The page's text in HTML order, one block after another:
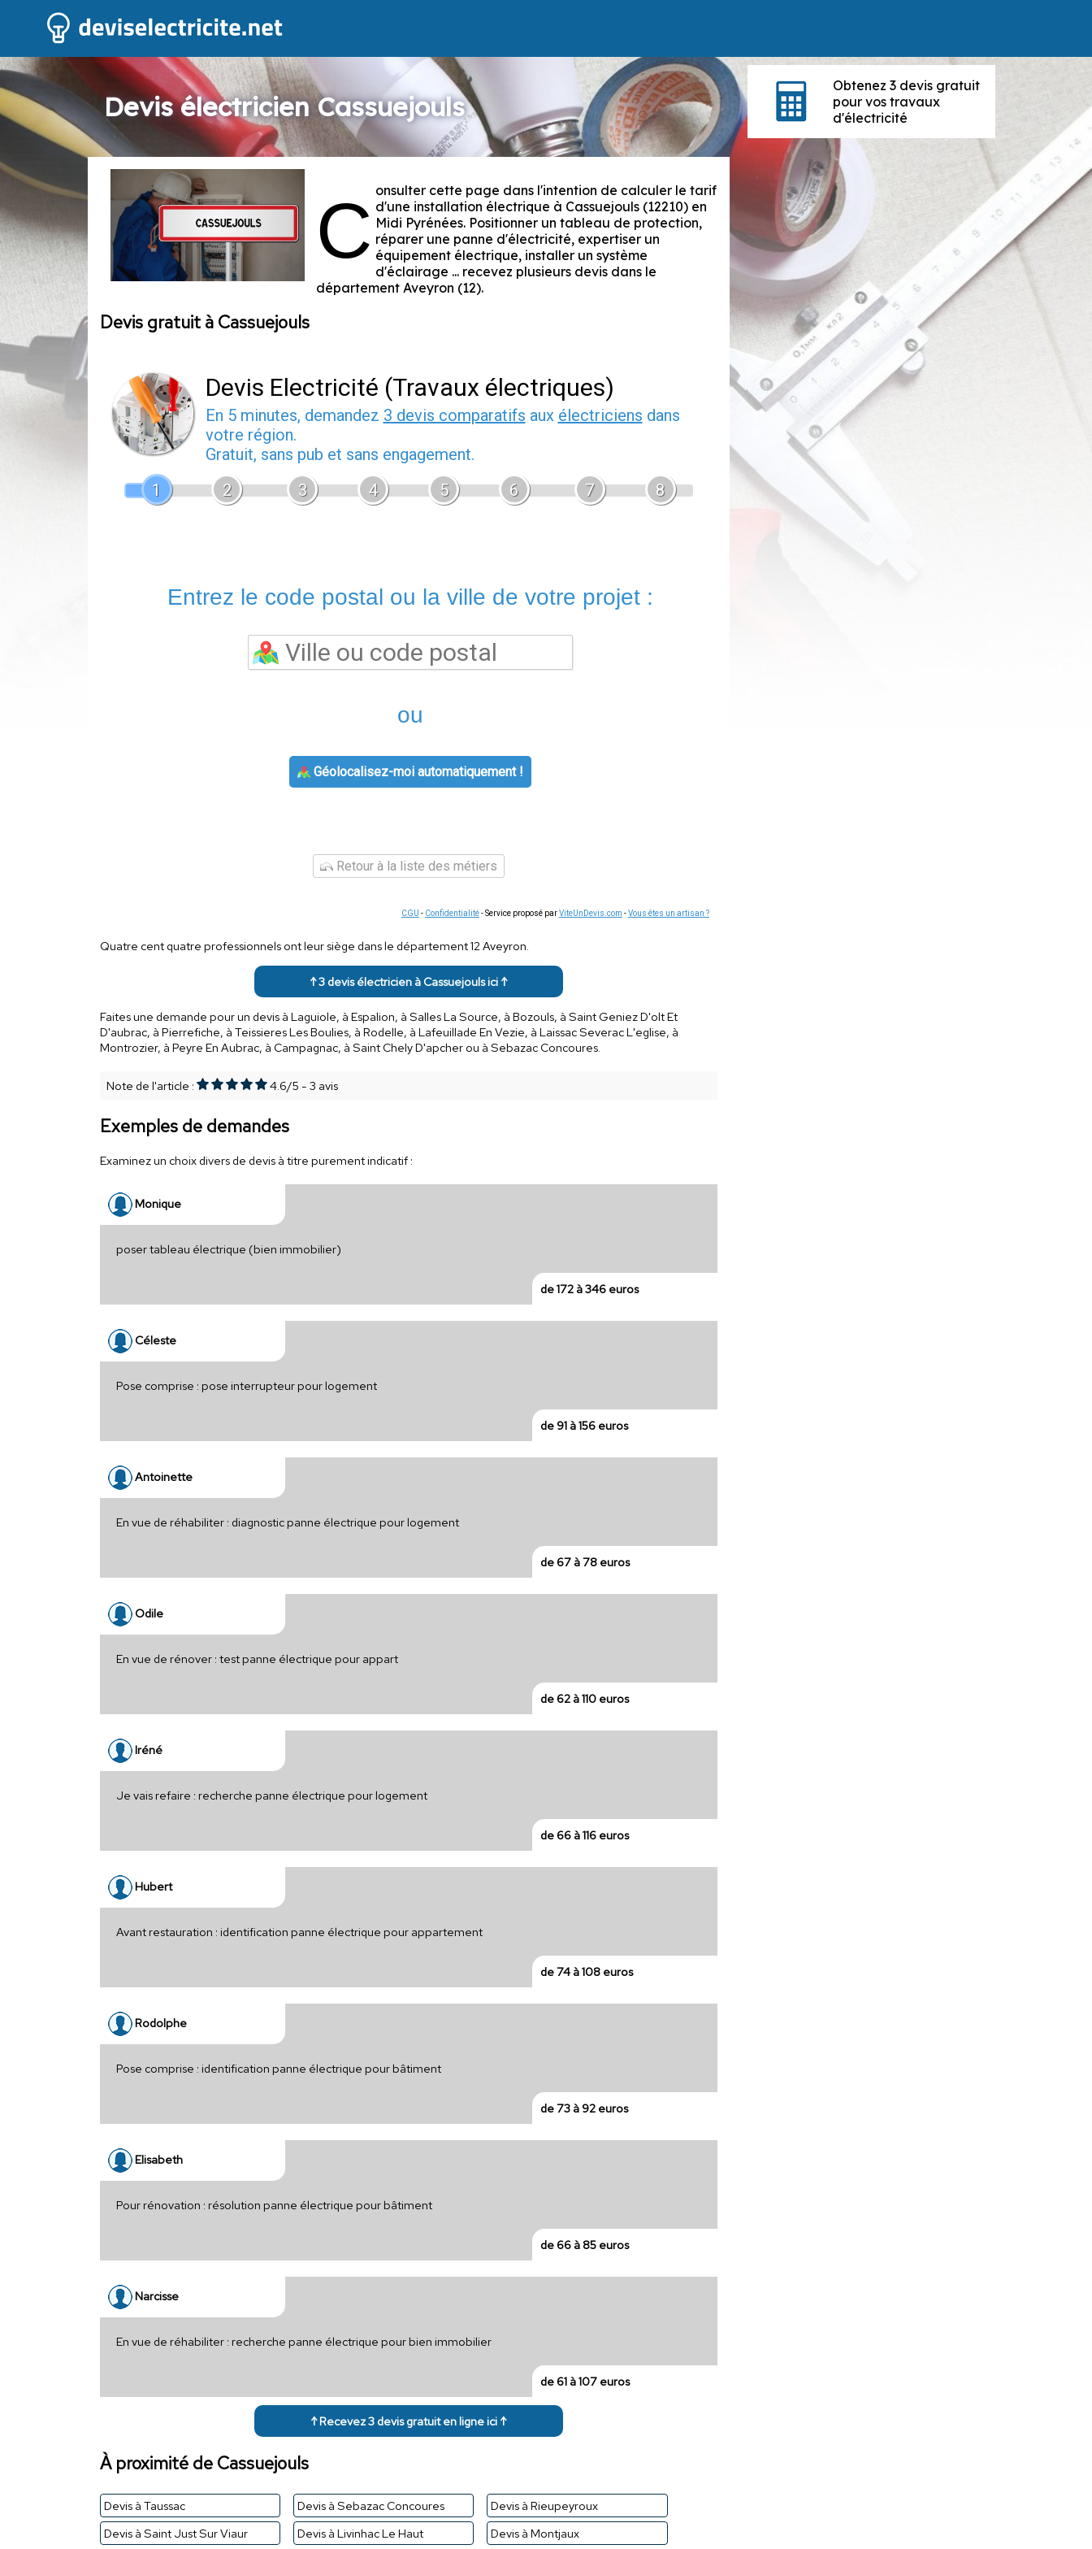
Devis électricien Cassuejouls
C onsulter cette page dans l'intention de calculer le tarif
d'une installation électrique à Cassuejouls (12210) en
Midi Pyrénées. Positionner un tableau de protection,
réparer une panne d'électricité, expertiser un
équipement électrique, installer un système
d'éclairage ... recevez plusieurs devis dans le
département Aveyron (12).
Devis gratuit à Cassuejouls
Devis Electricité (Travaux électriques)
En 5 minutes, demandez 3 devis comparatifs aux électriciens dans
votre région.
Gratuit, sans pub et sans engagement.
1
2 3 4 5 6 7 8
Entrez le code postal ou la ville de votre projet :
ou
Géolocalisez-moi automatiquement !
Retour à la liste des métiers
CGU - Confidentialité- Service proposé parViteUnDevis.com -Vous êtes un artisan ?
Quatre cent quatre professionnels ont leur siège dans le département 12 Aveyron.
↑ 3 devis électricien à Cassuejouls ici ↑
Faites une demande pour un devis à Laguiole, à Espalion, à Salles La Source, à Bozouls, à Saint Geniez D'olt Et
D'aubrac, à Pierrefiche, à Teissieres Les Boulies, à Rodelle, à Lafeuillade En Vezie, à Laissac Severac L'eglise, à
Montrozier, à Peyre En Aubrac, à Campagnac, à Saint Chely D'apcher ou à Sebazac Concoures.
Note de l'article : 4.6/5 - 3 avis
Exemples de demandes
Examinez un choix divers de devis à titre purement indicatif :
Monique
poser tableau électrique (bien immobilier)
de 172 à 346 euros
Céleste
Pose comprise : pose interrupteur pour logement
de 91 à 156 euros
Antoinette
En vue de réhabiliter : diagnostic panne électrique pour logement
de 67 à 78 euros
Odile
En vue de rénover : test panne électrique pour appart
de 62 à 110 euros
Iréné
Je vais refaire : recherche panne électrique pour logement
de 66 à 116 euros
Hubert
Avant restauration : identification panne électrique pour appartement
de 74 à 108 euros
Rodolphe
Pose comprise : identification panne électrique pour bâtiment
de 73 à 92 euros
Elisabeth
Pour rénovation : résolution panne électrique pour bâtiment
de 66 à 85 euros
Narcisse
En vue de réhabiliter : recherche panne électrique pour bien immobilier
de 61 à 107 euros
↑ Recevez 3 devis gratuit en ligne ici ↑
À proximité de Cassuejouls
Devis à Taussac Devis à Sebazac Concoures
Devis à Rieupeyroux
Devis à Saint Just Sur Viaur
Devis à Livinhac Le Haut Devis à Montjaux
Obtenez 3 devis gratuit
pour vos travaux
d'électricité